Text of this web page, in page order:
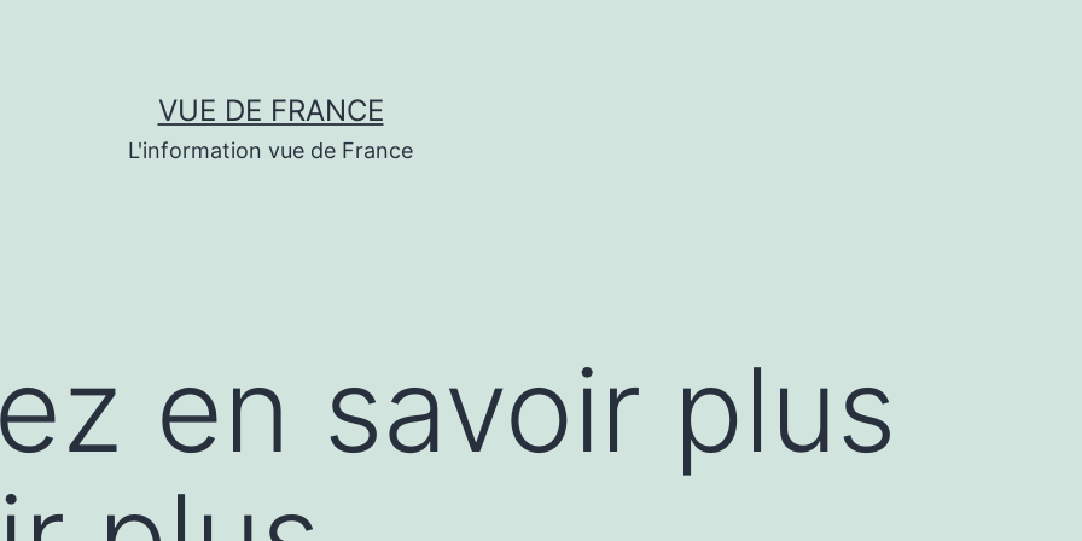
VUE DE FRANCE
L'information vue de France
en savoir plus